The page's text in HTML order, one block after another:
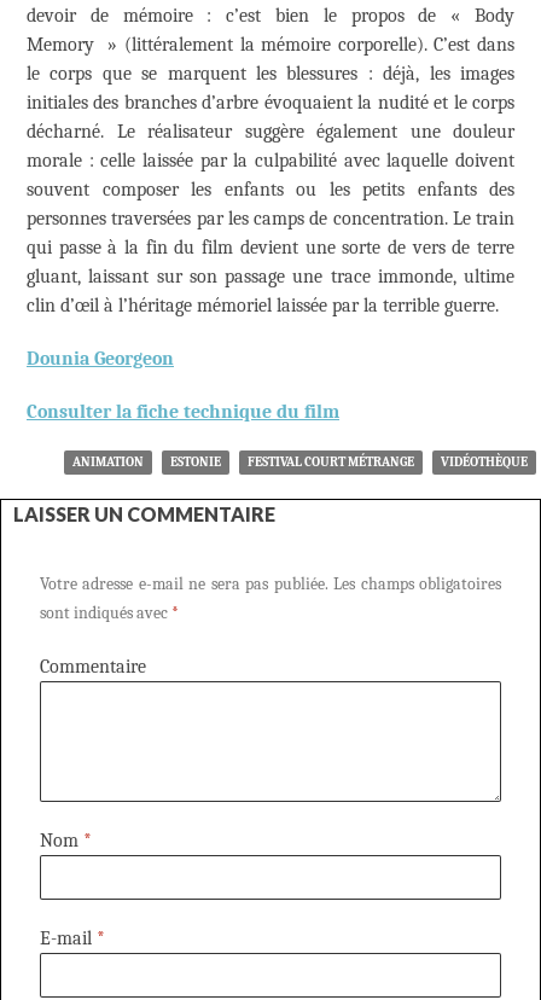
devoir de mémoire : c’est bien le propos de « Body
Memory » (littéralement la mémoire corporelle). C’est dans
le corps que se marquent les blessures : déjà, les images
initiales des branches d’arbre évoquaient la nudité et le corps
décharné. Le réalisateur suggère également une douleur
morale : celle laissée par la culpabilité avec laquelle doivent
souvent composer les enfants ou les petits enfants des
personnes traversées par les camps de concentration. Le train
qui passe à la fin du film devient une sorte de vers de terre
gluant, laissant sur son passage une trace immonde, ultime
clin d’œil à l’héritage mémoriel laissée par la terrible guerre.
Dounia Georgeon
Consulter la fiche technique du film
ANIMATION ESTONIE FESTIVAL COURT MÉTRANGE VIDÉOTHÈQUE
LAISSER UN COMMENTAIRE
Votre adresse e-mail ne sera pas publiée. Les champs obligatoires
sont indiqués avec *
Commentaire
Nom *
E-mail *